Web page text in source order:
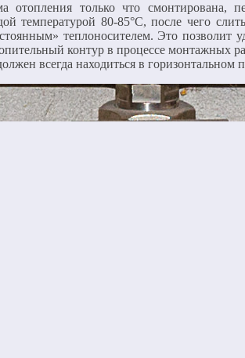
отопления только что смонтирована,
температурой 80-85°C, после чего
теплоносителем. Это позволит
контур в процессе монтажных
всегда находиться в горизонтальном